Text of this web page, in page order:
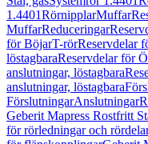
1.4401RörnipplarMuffar
MuffarReduceringar
för BöjarT-rörReservdelar
löstagbaraReservdelar för
anslutningar, löstagbara
anslutningar, löstagbara
FörslutningarAnslutningar
Geberit Mapress Rostfritt
för rörledningar och